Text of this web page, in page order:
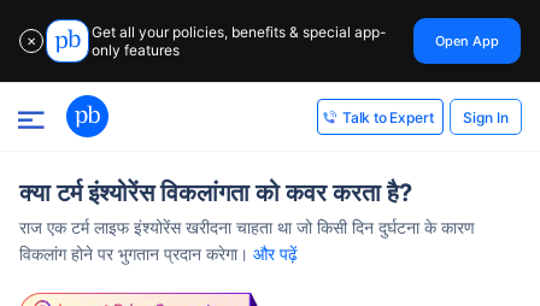
✕
Get all your policies, benefits & special app-
only features
Open App
Talk to Expert Sign In
क्या टर्म इंश्योरेंस विकलांगता को कवर करता है?
राज एक टर्म लाइफ इंश्योरेंस खरीदना चाहता था जो किसी दिन दुर्घटना के कारण
विकलांग होने पर भुगतान प्रदान करेगा। और पढ़ें